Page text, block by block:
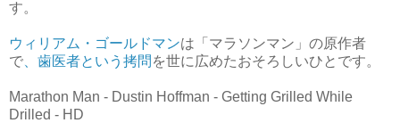
す。
ウィリアム・ゴールドマンは「マラソンマン」の原作者
で 、歯医者という拷問 を世に広めたおそろしいひとです。
Marathon Man - Dustin Hoffman - Getting Grilled While
Drilled - HD